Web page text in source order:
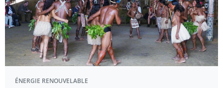
ÉNERGIE RENOUVELABLE